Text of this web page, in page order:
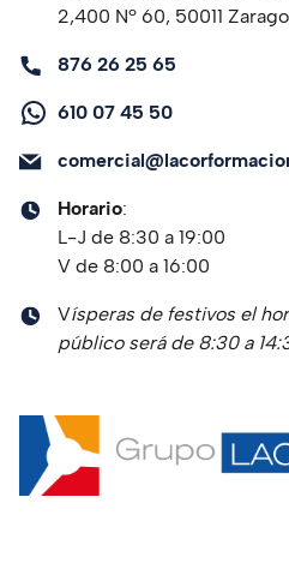
2,400 Nº 60, 50011
876 26 25 65
610 07 45 50
Horario:
L-J de 8:30 a 19:00
V de 8:00 a 16:00
Vísperas de festivos el
público será de 8:30 a